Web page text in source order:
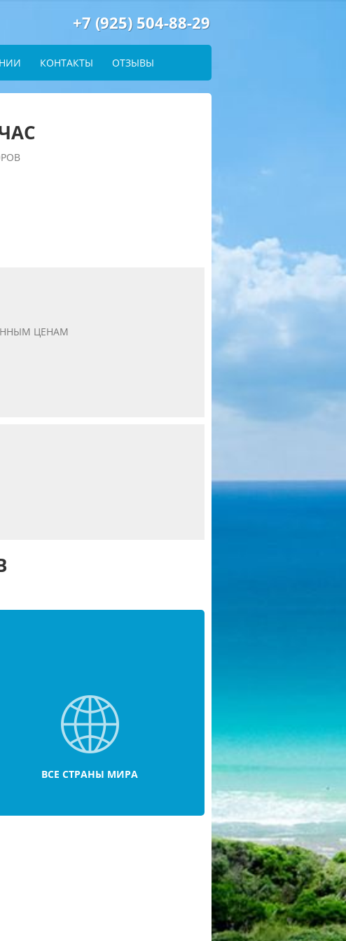
+7 (925) 504-88-29
КОНТАКТЫ ОТЗЫВЫ
ЦЕНАМ
ВСЕ СТРАНЫ МИРА